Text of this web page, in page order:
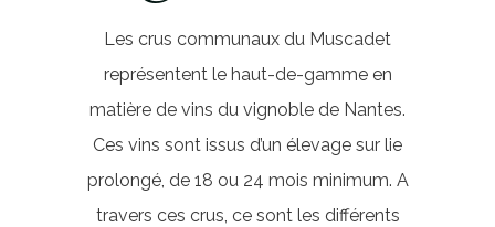
Les crus communaux du Muscadet
représentent le haut-de-gamme en
matière de vins du vignoble de Nantes.
Ces vins sont issus d’un élevage sur lie
prolongé, de 18 ou 24 mois minimum. A
travers ces crus, ce sont les différents